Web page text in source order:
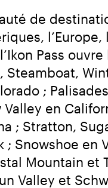
de
l’Europe,
Pass ouvre
;
en
; Stratton,
; Snowshoe en
Mountain et
Valley et